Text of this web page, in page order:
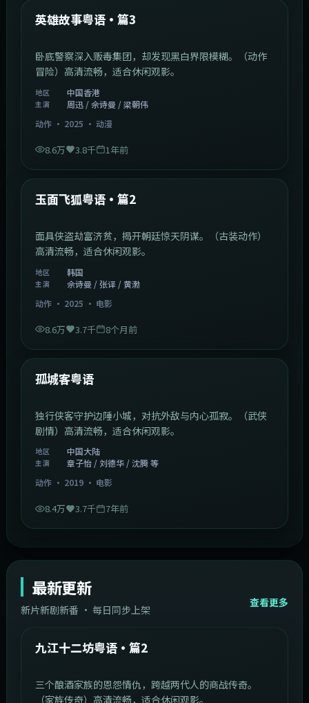
热门
英雄故事粤语·篇3
卧底警察深入贩毒集团，却发现黑白界限模糊。（动作
冒险）高清流畅，适合休闲观影。
地区 中国香港
主演
周迅 / 佘诗曼 / 梁朝伟
动作· 2025 · 动漫
8.6万 3.8千 1年前
热门
玉面飞狐粤语·篇2
面具侠盗劫富济贫，揭开朝廷惊天阴谋。（古装动作）
高清流畅，适合休闲观影。
地区 韩国
主演
佘诗曼 / 张译 / 黄渤
动作· 2025 · 电影
8.6万 3.7千 8个月前
热门
孤城客粤语
独行侠客守护边陲小城，对抗外敌与内心孤寂。（武侠
剧情）高清流畅，适合休闲观影。
地区 中国大陆
主演
章子怡 / 刘德华 / 沈腾 等
动作· 2019· 电影
8.4万 3.7千 7年前
最新更新
新片新剧新番 · 每日同步上架
查看更多
最新
中国大陆 1:20:26
九江十二坊粤语·篇2
三个酿酒家族的恩怨情仇，跨越两代人的商战传奇。
（家族传奇）高清流畅，适合休闲观影。